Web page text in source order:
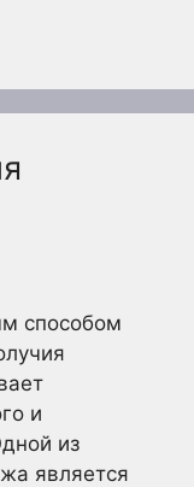
способом
и
из
является